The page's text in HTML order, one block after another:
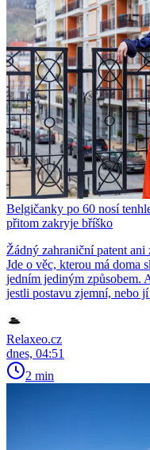
Belgičanky po 60 nosí
přitom zakryje bříško
Žádný zahraniční patent
Jde o věc, kterou má doma
jedním jediným způsobem.
jestli postavu zjemní, nebo
Relaxeo.cz
dnes, 04:51
2 min